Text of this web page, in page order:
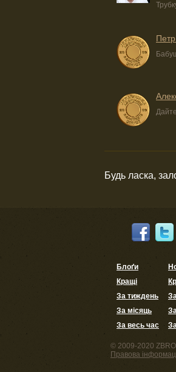
Будь ласка,
Блоґи
Кращі
За тиждень
За місяць
За весь час
© 2009-2020
Правова